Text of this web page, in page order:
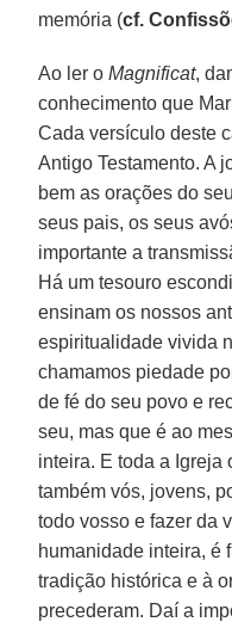
memória (cf.
Ao ler oMagnificat,
conhecimento que
Cada versículo deste
Antigo Testamento. A
bem as orações do
seus pais, os seus
importante a
Há um tesouro
ensinam os nossos
espiritualidade vivida
chamamos piedade
de fé do seu povo e
seu, mas que é ao
inteira. E toda a Igreja
também vós, jovens,
todo vosso e fazer da
humanidade inteira, é
tradição histórica e à
precederam. Daí a